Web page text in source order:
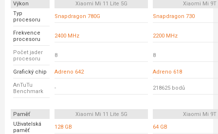
Výkon Xiaomi Mi 11 Lite 5G
Xiaomi Mi 9T
Typ
procesoru
Snapdragon 780G Snapdragon 730
Frekvence
procesoru
2400 MHz 2200 MHz
Počet jader
procesoru
8 8
Grafický chip Adreno 642 Adreno 618
AnTuTu
Benchmark
- 218625 bodů
Paměť Xiaomi Mi 11 Lite 5G
Xiaomi Mi 9T
Uživatelská
paměť
128 GB 64 GB